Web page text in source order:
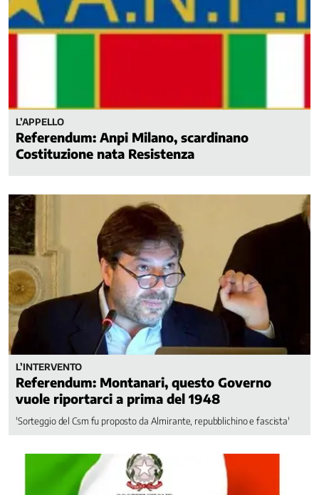
L’APPELLO
Referendum: Anpi Milano, scardinano
Costituzione nata Resistenza
L’INTERVENTO
Referendum: Montanari, questo Governo
vuole riportarci a prima del 1948
'Sorteggio del Csm fu proposto da Almirante, repubblichino e fascista'